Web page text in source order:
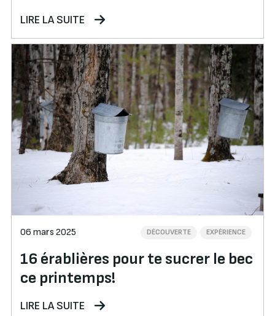
LIRE LA SUITE
06 mars 2025 DÉCOUVERTE EXPÉRIENCE
16 érablières pour te sucrer le bec
ce printemps!
LIRE LA SUITE